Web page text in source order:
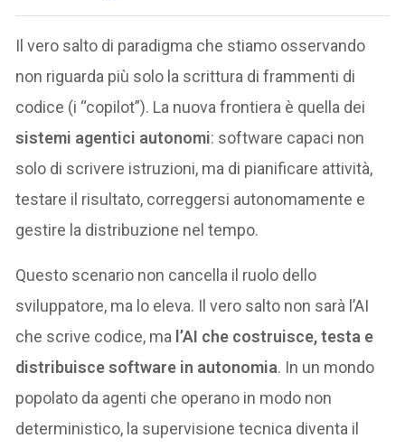
Il vero salto di paradigma che stiamo osservando
non riguarda più solo la scrittura di frammenti di
codice (i “copilot”). La nuova frontiera è quella dei
sistemi agentici autonomi: software capaci non
solo di scrivere istruzioni, ma di pianificare attività,
testare il risultato, correggersi autonomamente e
gestire la distribuzione nel tempo.
Questo scenario non cancella il ruolo dello
sviluppatore, ma lo eleva. Il vero salto non sarà l’AI
che scrive codice, ma l’AI che costruisce, testa e
distribuisce software in autonomia. In un mondo
popolato da agenti che operano in modo non
deterministico, la supervisione tecnica diventa il